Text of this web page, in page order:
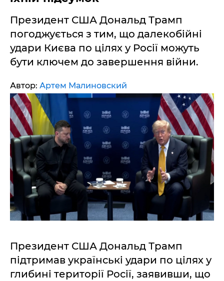
Президент США Дональд Трамп
погоджується з тим, що далекобійні
удари Києва по цілях у Росії можуть
бути ключем до завершення війни.
Автор: Артем Малиновский
Президент США Дональд Трамп
підтримав українські удари по цілях у
глибині території Росії, заявивши, що